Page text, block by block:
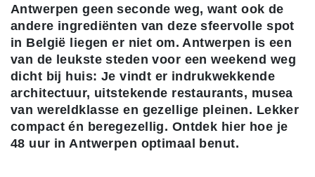
Antwerpen geen seconde weg, want ook de
andere ingrediënten van deze sfeervolle spot
in België liegen er niet om. Antwerpen is een
van de leukste steden voor een weekend weg
dicht bij huis: Je vindt er indrukwekkende
architectuur, uitstekende restaurants, musea
van wereldklasse en gezellige pleinen. Lekker
compact én beregezellig. Ontdek hier hoe je
48 uur in Antwerpen optimaal benut.